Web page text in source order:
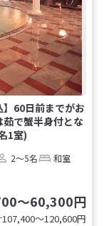
60日前までがお
で蟹半身付とな
1室)
2～5名
和室
～60,300円
107,400〜120,600円